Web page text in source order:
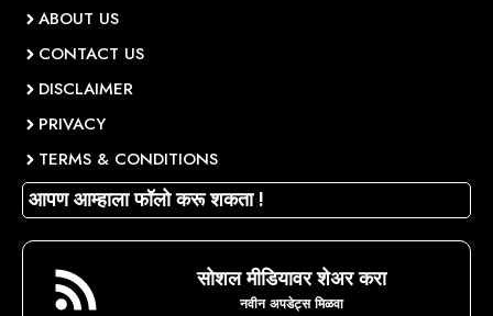
ABOUT US
CONTACT US
DISCLAIMER
PRIVACY
TERMS & CONDITIONS
आपण आम्हाला फॉलो करू शकता !
सोशल मीडियावर शेअर करा
नवीन अपडेट्स मिळवा